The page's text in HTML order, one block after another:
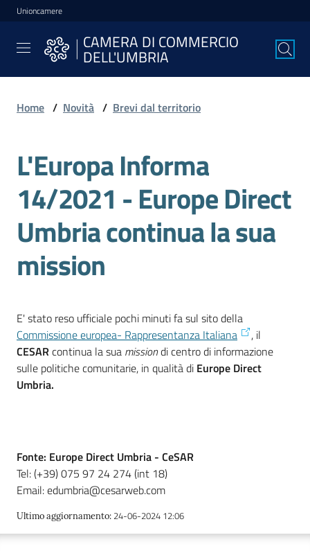
Vai al contenuto
Vai alla navigazione
Vai al footer
Unioncamere
CAMERA DI COMMERCIO
DELL'UMBRIA
CAMERA DI
COMMERCIO
DELL'UMBRIA
Camera
Avviare
l'Impresa
Gestire
Promuovere
l'Impresa
e
Tutelare
l'Impresa
e
Consumatore
Home / Novità / Brevi dal territorio
L'Europa Informa
14/2021 - Europe Direct
Umbria continua la sua
mission
E' stato reso ufficiale pochi minuti fa sul sito della
Commissione europea- Rappresentanza Italiana
, il
CESARcontinua la sua missiondi centro di informazione
sulle politiche comunitarie, in qualità di Europe Direct
Umbria.
Fonte: Europe Direct Umbria - CeSAR
Tel: (+39) 075 97 24 274 (int 18)
Email: edumbria@cesarweb.com
Ultimo aggiornamento: 24-06-2024 12:06